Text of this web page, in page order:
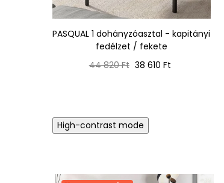
PASQUAL 1 dohányzóasztal - kapitányi
fedélzet / fekete
Normál
44 820 Ft Ár
38 610 Ft
High-contrast mode